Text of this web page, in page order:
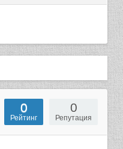
0
Репутация
0
Рейтинг